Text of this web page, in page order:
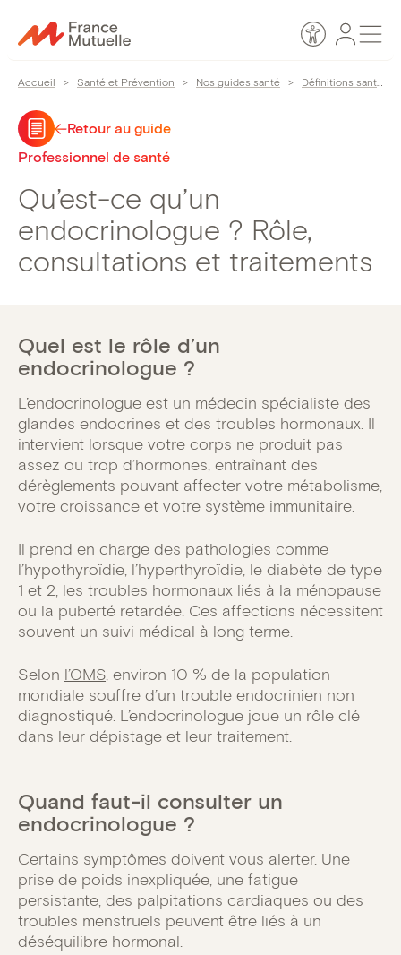
au
Accessibilité
Espace
Accueil > Santé et Prévention > Nos guides santé > Définitions santé
Retour au guide
Professionnel de santé
Qu’est-ce qu’un
endocrinologue ? Rôle,
consultations et traitements
Quel est le rôle d’un
endocrinologue ?
L’endocrinologue est un médecin spécialiste des
glandes endocrines et des troubles hormonaux. Il
intervient lorsque votre corps ne produit pas
assez ou trop d’hormones, entraînant des
dérèglements pouvant affecter votre métabolisme,
votre croissance et votre système immunitaire.
Il prend en charge des pathologies comme
l’hypothyroïdie, l’hyperthyroïdie, le diabète de type
1 et 2, les troubles hormonaux liés à la ménopause
ou la puberté retardée. Ces affections nécessitent
souvent un suivi médical à long terme.
Selon l’OMS, environ 10 % de la population
mondiale souffre d’un trouble endocrinien non
diagnostiqué. L’endocrinologue joue un rôle clé
dans leur dépistage et leur traitement.
Quand faut-il consulter un
endocrinologue ?
Certains symptômes doivent vous alerter. Une
prise de poids inexpliquée, une fatigue
persistante, des palpitations cardiaques ou des
troubles menstruels peuvent être liés à un
déséquilibre hormonal.